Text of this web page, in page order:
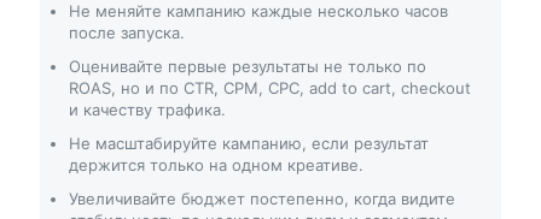
Не меняйте кампанию каждые несколько часов
после запуска.
Оценивайте первые результаты не только по
ROAS, но и по CTR, CPM, CPC, add to cart, checkout
и качеству трафика.
Не масштабируйте кампанию, если результат
держится только на одном креативе.
Увеличивайте бюджет постепенно, когда видите